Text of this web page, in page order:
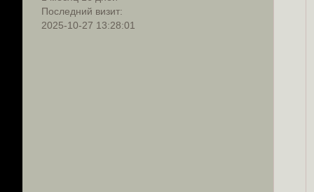
Последний визит:
2025-10-27 13:28:01